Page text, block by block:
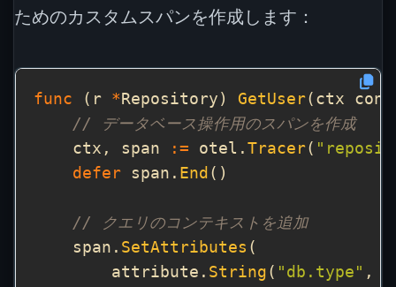
ためのカスタムスパンを作成します：
func (r * Repository) GetUser(ctx
// データベース操作用のスパンを作成
    ctx, span
:= otel. Tracer(
defer span. End
// クエリのコンテキストを追加
    span.
SetAttributes
        attribute.
String ( "db.type" ,